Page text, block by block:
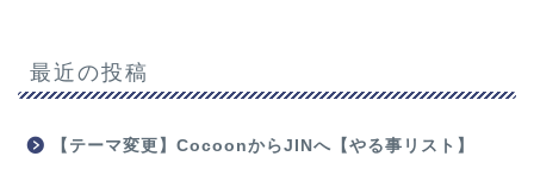
最近の投稿
【テーマ変更】CocoonからJINへ【やる事リスト】